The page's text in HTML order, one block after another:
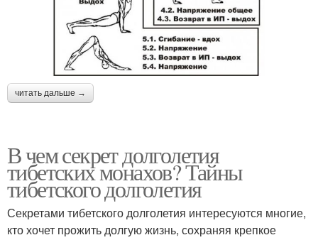
читать дальше →
В чем секрет долголетия
тибетских монахов? Тайны
тибетского долголетия
Секретами тибетского долголетия интересуются многие,
кто хочет прожить долгую жизнь, сохраняя крепкое